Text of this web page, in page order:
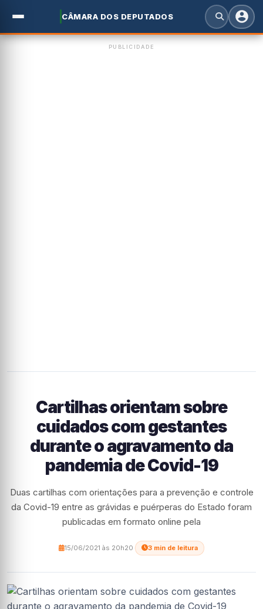
CÂMARA DOS DEPUTADOS
PUBLICIDADE
Cartilhas orientam sobre
cuidados com gestantes
durante o agravamento da
pandemia de Covid-19
Duas cartilhas com orientações para a prevenção e controle
da Covid-19 entre as grávidas e puérperas do Estado foram
publicadas em formato online pela
15/06/2021 às 20h20 3 min de leitura